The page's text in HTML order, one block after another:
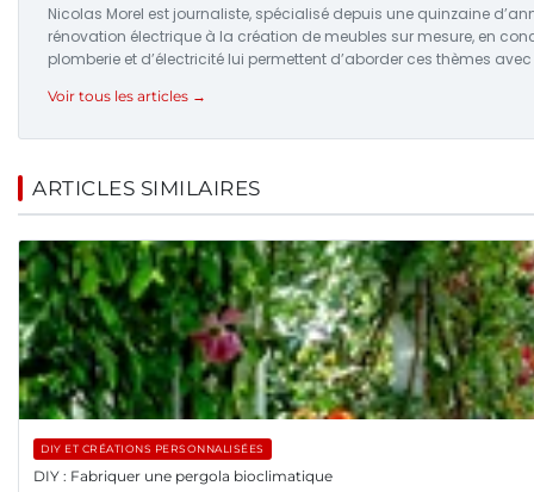
Nicolas Morel est journaliste, spécialisé depuis une quinzaine
rénovation électrique à la création de meubles sur mesure, en
plomberie et d’électricité lui permettent d’aborder ces thèmes
Voir tous les articles →
ARTICLES SIMILAIRES
DIY ET CRÉATIONS PERSONNALISÉES
DIY : Fabriquer une pergola bioclimatique